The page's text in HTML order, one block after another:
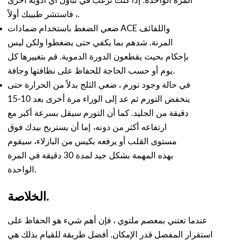
، فاستشر طبيبك أولاً.
ضعي الضغط باستخدام ضمادات ACE واللفائف
المرنة. شدهم بما يكفي حتى يضغطوا ولكن ليس
بإحكام بحيث يقطعون الدورة الدموية. قم بتغييرها كل
يوم أو حسب الحاجة للحفاظ على نظافتها وجافة.
في حالة وجود تورم ، ضعي الثلج بدلاً من الحرارة حتى
ينخفض التورم ثم عد إلى الوراء مرة أخرى بعد 10-15
دقيقة من الجليد. كما أن التورم سيقل بسرعة أكبر مع
ارتفاعه أكثر من دونه، إما أن يستريح بيدك فوق
مستوى القلب أو يرفعه بكيس من البازلاء، سيقوم
بهذه المهمة بشكل جيد لمدة 30 دقيقة في المرة
الواحدة.
الخلاصة.
عندما تعتني بمعصم ملتوي ، فإن أهم شيء هو الحفاظ على
استقرار المفصل قدر الإمكان. أفضل طريقة للقيام بذلك هي